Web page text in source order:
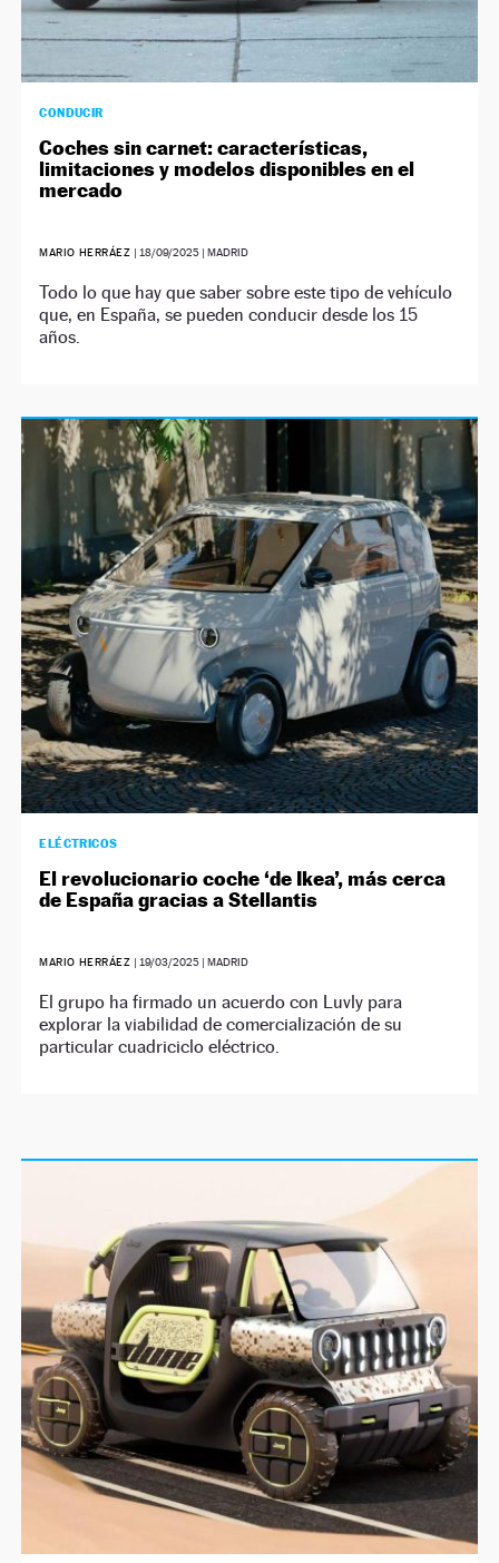
CONDUCIR
Coches sin carnet: características,
limitaciones y modelos disponibles en el
mercado
MARIO HERRÁEZ | 18/09/2025| MADRID
Todo lo que hay que saber sobre este tipo de vehículo
que, en España, se pueden conducir desde los 15
años.
ELÉCTRICOS
El revolucionario coche ‘de Ikea’, más cerca
de España gracias a Stellantis
MARIO HERRÁEZ | 19/03/2025| MADRID
El grupo ha firmado un acuerdo con Luvly para
explorar la viabilidad de comercialización de su
particular cuadriciclo eléctrico.